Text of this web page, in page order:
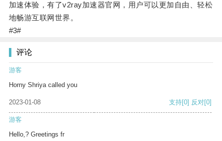
加速体验，有了v2ray加速器官网，用户可以更加自由、轻松
地畅游互联网世界。
#3#
评论
游客
Horny Shriya called you
2023-01-08 支持[0] 反对[0]
游客
Hello,? Greetings fr